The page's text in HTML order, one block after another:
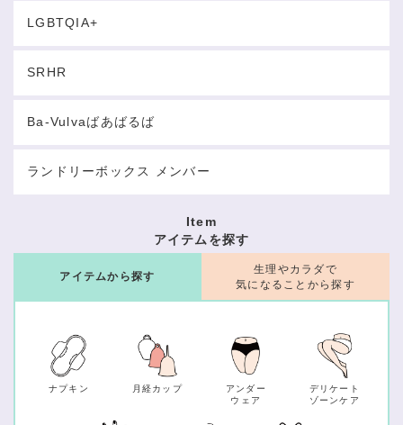
LGBTQIA+
SRHR
Ba-Vulvaばあばるば
ランドリーボックス メンバー
Item
アイテムを探す
アイテムから探す
ナプキン 月経カップ
アンダー
ウェア
デリケート
ゾーンケア
生理やカラダで
気になることから探す